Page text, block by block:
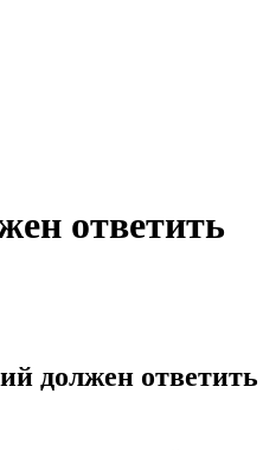
ответить
должен ответить